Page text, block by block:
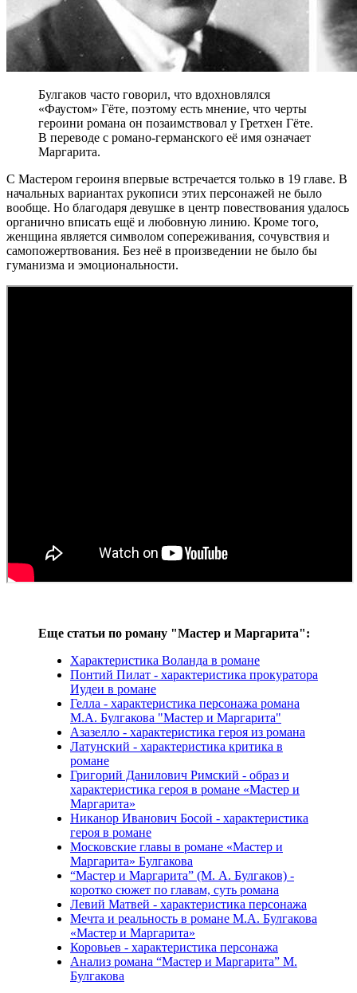
Булгаков часто говорил, что вдохновлялся
«Фаустом» Гёте, поэтому есть мнение, что черты
героини романа он позаимствовал у Гретхен Гёте.
В переводе с романо-германского её имя означает
Маргарита.
С Мастером героиня впервые встречается только в 19 главе. В
начальных вариантах рукописи этих персонажей не было
вообще. Но благодаря девушке в центр повествования удалось
органично вписать ещё и любовную линию. Кроме того,
женщина является символом сопереживания, сочувствия и
самопожертвования. Без неё в произведении не было бы
гуманизма и эмоциональности.
Еще статьи по роману "Мастер и Маргарита":
Характеристика Воланда в романе
Понтий Пилат - характеристика прокуратора
Иудеи в романе
Гелла - характеристика персонажа романа
М.А. Булгакова "Мастер и Маргарита"
Азазелло - характеристика героя из романа
Латунский - характеристика критика в
романе
Григорий Данилович Римский - образ и
характеристика героя в романе «Мастер и
Маргарита»
Никанор Иванович Босой - характеристика
героя в романе
Московские главы в романе «Мастер и
Маргарита» Булгакова
“Мастер и Маргарита” (М. А. Булгаков) -
коротко сюжет по главам, суть романа
Левий Матвей - характеристика персонажа
Мечта и реальность в романе М.А. Булгакова
«Мастер и Маргарита»
Коровьев - характеристика персонажа
Анализ романа “Мастер и Маргарита” М.
Булгакова